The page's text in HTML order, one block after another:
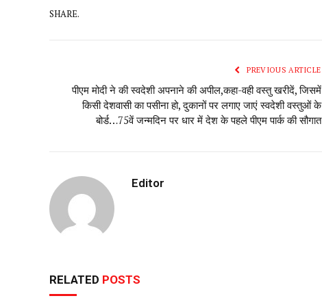
SHARE.
PREVIOUS ARTICLE
पीएम मोदी ने की स्वदेशी अपनाने की अपील,कहा-वही वस्तु खरीदें, जिसमें
किसी देशवासी का पसीना हो, दुकानों पर लगाए जाएं स्वदेशी वस्तुओं के
बोर्ड…75वें‌ जन्मदिन पर धार में देश के पहले पीएम पार्क की सौगात
Editor
RELATED POSTS